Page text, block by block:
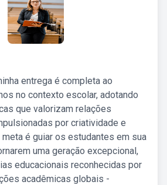
entrega é completa ao
no contexto escolar, adotando
que valorizam relações
por criatividade e
é guiar os estudantes em sua
uma geração excepcional,
educacionais reconhecidas por
acadêmicas globais -